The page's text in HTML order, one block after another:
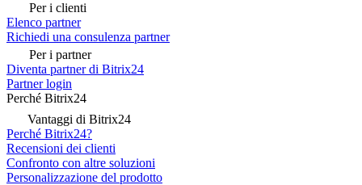
Per i clienti
Elenco partner
Richiedi una consulenza partner
Per i partner
Diventa partner di Bitrix24
Partner login
Perché Bitrix24
Vantaggi di Bitrix24
Perché Bitrix24?
Recensioni dei clienti
Confronto con altre soluzioni
Personalizzazione del prodotto